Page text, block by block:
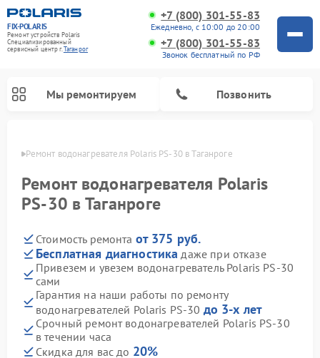
FIX-POLARIS
Ремонт устройств Polaris
Специализированный
cервисный центр г.Таганрог
+7 (800) 301-55-83
Ежедневно, с 10:00 до 20:00
+7 (800) 301-55-83
Звонок бесплатный по РФ
Мы ремонтируем Позвонить
Ремонт водонагревателя Polaris PS-30 в Таганроге
Ремонт водонагревателя Polaris
PS-30 в Таганроге
Стоимость ремонта от 375 руб.
Бесплатная диагностика даже при отказе
Привезем и увезем водонагреватель Polaris PS-30
сами
Гарантия на наши работы по ремонту
водонагревателей Polaris PS-30 до 3-х лет
Срочный ремонт водонагревателей Polaris PS-30
в течении часа
Скидка для вас до 20%